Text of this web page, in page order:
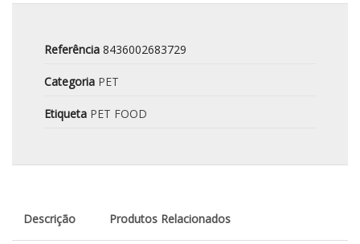
Referência 8436002683729
Categoria PET
Etiqueta PET FOOD
Descrição Produtos Relacionados